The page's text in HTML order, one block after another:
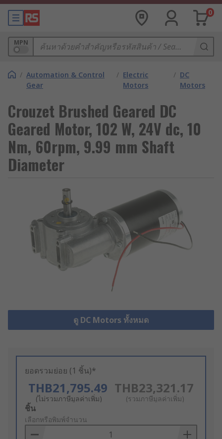
0
MPN
/ Automation & Control
Gear
/ Electric
Motors
/ DC
Motors
Crouzet Brushed Geared DC
Geared Motor, 102 W, 24V dc, 10
Nm, 60rpm, 9.99 mm Shaft
Diameter
ดู DC Motors ทั้งหมด
ยอดรวมย่อย (1 ชิ้น)*
THB21,795.49
(ไม่รวมภาษีมูลค่าเพิ่ม)
THB23,321.17
(รวมภาษีมูลค่าเพิ่ม)
Add
to
Basket
ชิ้น
เลือกหรือพิมพ์จำนวน